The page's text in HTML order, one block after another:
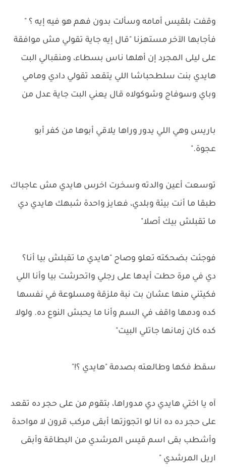
وقفت بلقيس أمامه وسألت بدون فهم هو فيه إيه ؟ "
فأجابها الآخر مستهزنا "قال إيه جاية تقولي مش موافقة
على ليلى المجرد إن أهلها ناس بسطاء، ومنقبالي البت
هايدي بنت سلطحباشا اللي يتقعد تقولي دادي ومامي
وباي وسوفاج وشوكولاه قال يعني البت جاية عدل من
باريس وهي اللي يدور وراها يلاقي أبوها من كفر أبو
عجوة."
توسعت أعين والدته وسخرت اخرس هايدي مش عاجباك
طبقا ما أنت بيئة وبلدي، فعايز واحدة شبهك هايدي دي
ما تقبلش بيك أصلا"
فوجئت بضحكته تعلو وصاح "هايدي ما تقبلش بيا أنا؟
دي في مرة حطت أيدها على رجلي واتحرشت بيا وأنا اللي
فكيتني منها عشان بت نبة ملزقة ومسلوعة في نفسها
كده ودمها واقف في السم وأنا ما يحبش النوع ده. ولولا
كده كان زمانها جاتلي البيت"
سقط فكها وطالعته بصدمة "هايدي ؟!"
آه يا اختي هايدي دي مدوراها، بتقوم من على حجر ده تقعد
على حجر ده ده انا لو اتجوزتها أبقى مركب قرون لا مواحدة
وأشطب بقى اسم قيس المرشدي من البطاقة وأبقى
اريل المرشدي "